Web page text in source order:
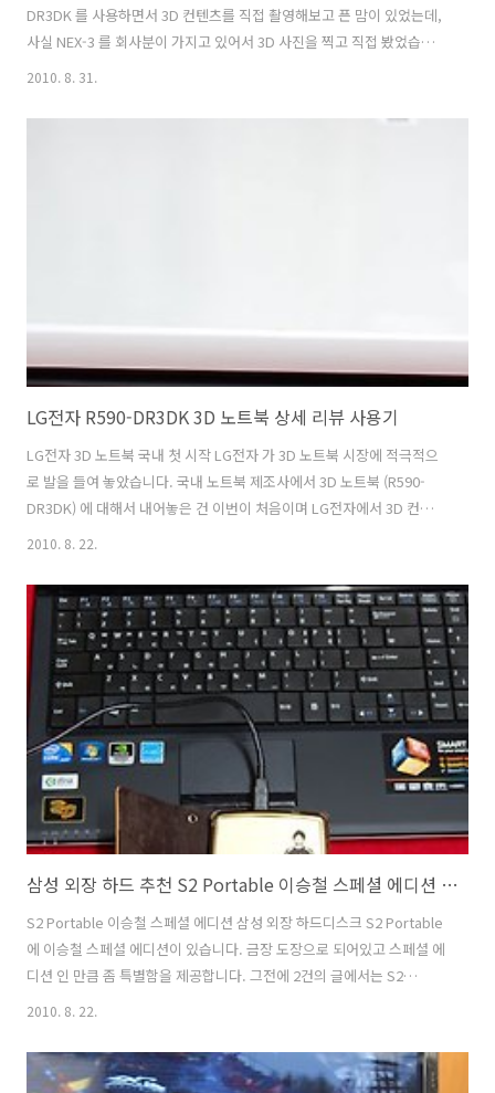
DR3DK 를 사용하면서 3D 컨텐츠를 직접 촬영해보고 픈 맘이 있었는데,
사실 NEX-3 를 회사분이 가지고 있어서 3D 사진을 찍고 직접 봤었습니
다. 근데 동영상도 3D 로 찍을 수 있으면 얼마나 좋을까 생각했었는데 후
동영상을 찍고 한번 LG전자 R590-DR3DK 로 감상을 해보겠습니다. 어
2010. 8. 31.
LG전자 R590-DR3DK 3D 노트북 상세 리뷰 사용기
LG전자 3D 노트북 국내 첫 시작 LG전자 가 3D 노트북 시장에 적극적으
로 발을 들여 놓았습니다. 국내 노트북 제조사에서 3D 노트북 (R590-
DR3DK) 에 대해서 내어놓은 건 이번이 처음이며 LG전자에서 3D 컨텐츠
의 보급률 상승과 함께 3D 시장 쪽에 야심차게 밀어 붙이고 있죠. 게임에
브 마저 3D 동영상을 준비중이죠. LG전자는 2011년 까지 3D 노트북의
비율을 30% 까지 늘린다는 계획을 가지고 있습니다. 3D 영화를 보는 사
람이 늘어나는 상황인만큼 좀 더 현실적이고 뭔가 독특한 경험을 하고 싶
어하는 사람들의 생각에 맞춰서 3D 노트북, 3D 데스크탑도 함께 발전하
리라고 봅니다. LG전자 R590-DR3DK 3D 노..
2010. 8. 22.
삼성 외장 하드 추천 S2 Portable 이승철 스페셜 에디션 컨텐츠 살펴보기
S2 Portable 이승철 스페셜 에디션 삼성 외장 하드디스크 S2 Portable
에 이승철 스페셜 에디션이 있습니다. 금장 도장으로 되어있고 스페셜 에
디션 인 만큼 좀 특별함을 제공합니다. 그전에 2건의 글에서는 S2
Portable 에 대해서 기능적인 특성을 알아보았고 이번에는 S2
장하드디스와 차별화된 점에 대해서 언급하겠습니다. 이승철의 컨텐츠
가 미리 하드디스크 내에 들어 있습니다.다. 어떤 것이 들어있는지 살펴
2010. 8. 22.